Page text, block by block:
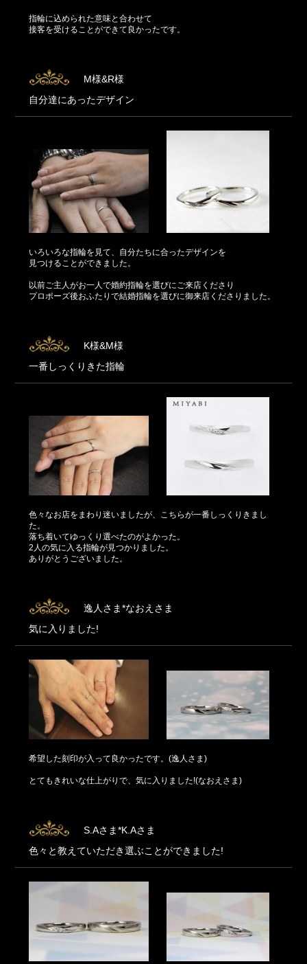
指輪に込められた意味と合わせて
接客を受けることができて良かったです。
M様&R様
自分達にあったデザイン
いろいろな指輪を見て、自分たちに合ったデザインを
見つけることができました。
以前ご主人がお一人で婚約指輪を選びにご来店くださり
プロポーズ後おふたりで結婚指輪を選びに御来店くださりました。
K様&M様
一番しっくりきた指輪
色々なお店をまわり迷いましたが、こちらが一番しっくりきまし
た。
落ち着いてゆっくり選べたのがよかった。
2人の気に入る指輪が見つかりました。
ありがとうございました。
逸人さま*なおえさま
気に入りました!
希望した刻印が入って良かったです。(逸人さま)
とてもきれいな仕上がりで、気に入りました!(なおえさま)
S.Aさま*K.Aさま
色々と教えていただき選ぶことができました!